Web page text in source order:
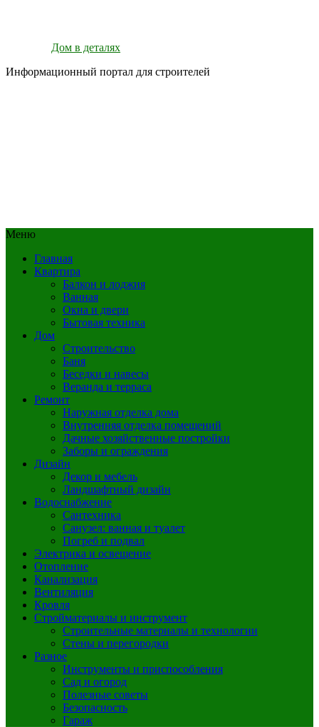
Дом в деталях
Информационный портал для строителей
Меню
Главная
Квартира
Балкон и лоджия
Ванная
Окна и двери
Бытовая техника
Дом
Строительство
Баня
Беседки и навесы
Веранда и терраса
Ремонт
Наружная отделка дома
Внутренняя отделка помещений
Дачные хозяйственные постройки
Заборы и ограждения
Дизайн
Декор и мебель
Ландшафтный дизайн
Водоснабжение
Сантехника
Санузел: ванная и туалет
Погреб и подвал
Электрика и освещение
Отопление
Канализация
Вентиляция
Кровля
Стройматериалы и инструмент
Строительные материалы и технологии
Стены и перегородки
Разное
Инструменты и приспособления
Сад и огород
Полезные советы
Безопасность
Гараж